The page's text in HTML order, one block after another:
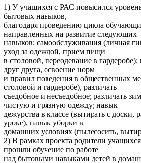
1) У учащихся с РАС повысился
бытовых навыков,
благодаря проведению цикла
направленных на развитие следующих
навыков: самообслуживания (личная
уход за одеждой, прием пищи
в столовой, переодевание в
друг друга, освоение норм
и правил поведения в общественных
столовой и гардеробе), различать
съедобное и несъедобное; различать
чистую и грязную одежду; навык
дежурства в классе (вытирать с доски,
уроке), навык уборки в
домашних условиях (пылесосить,
2) В рамках проекта родители учащихся
прошли обучение по работе
над бытовыми навыками детей в